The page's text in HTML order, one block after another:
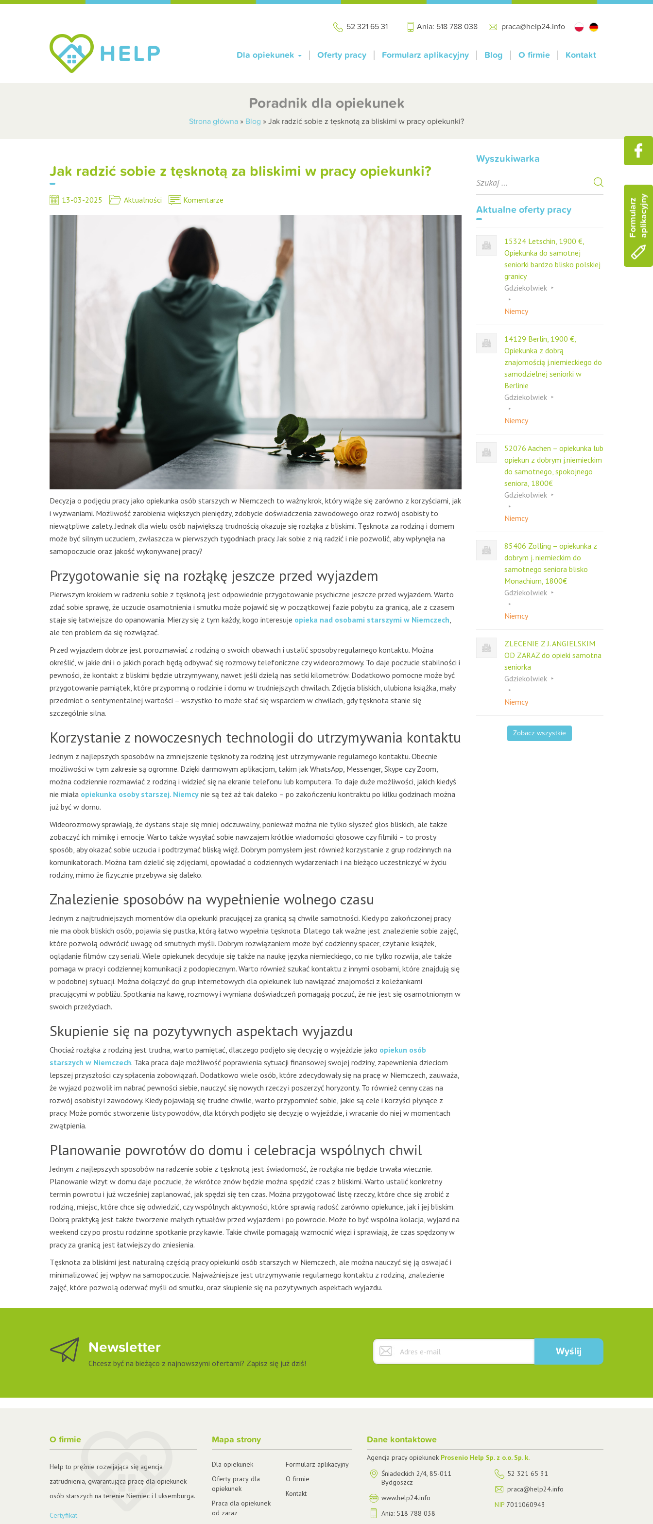
52 321 65 31 Ania: 518 788 038 praca@help24.info
Dla opiekunek Oferty pracy Formularz aplikacyjny Blog O firmie Kontakt
Poradnik dla opiekunek
Strona główna » Blog » Jak radzić sobie z tęsknotą za bliskimi w pracy opiekunki?
Jak radzić sobie z tęsknotą za bliskimi w pracy opiekunki?
13-03-2025 Aktualności Komentarze
Decyzja o podjęciu pracy jako opiekunka osób starszych w Niemczech to ważny krok, który wiąże się zarówno z korzyściami, jak
i wyzwaniami. Możliwość zarobienia większych pieniędzy, zdobycie doświadczenia zawodowego oraz rozwój osobisty to
niewątpliwe zalety. Jednak dla wielu osób największą trudnością okazuje się rozłąka z bliskimi. Tęsknota za rodziną i domem
może być silnym uczuciem, zwłaszcza w pierwszych tygodniach pracy. Jak sobie z nią radzić i nie pozwolić, aby wpłynęła na
samopoczucie oraz jakość wykonywanej pracy?
Przygotowanie się na rozłąkę jeszcze przed wyjazdem
Pierwszym krokiem w radzeniu sobie z tęsknotą jest odpowiednie przygotowanie psychiczne jeszcze przed wyjazdem. Warto
zdać sobie sprawę, że uczucie osamotnienia i smutku może pojawić się w początkowej fazie pobytu za granicą, ale z czasem
staje się łatwiejsze do opanowania. Mierzy się z tym każdy, kogo interesuje opieka nad osobami starszymi w Niemczech
ale ten problem da się rozwiązać.
Przed wyjazdem dobrze jest porozmawiać z rodziną o swoich obawach i ustalić sposoby regularnego kontaktu. Można
określić, w jakie dni i o jakich porach będą odbywać się rozmowy telefoniczne czy wideorozmowy. To daje poczucie stabilności i
pewności, że kontakt z bliskimi będzie utrzymywany, nawet jeśli dzielą nas setki kilometrów. Dodatkowo pomocne może być
przygotowanie pamiątek, które przypomną o rodzinie i domu w trudniejszych chwilach. Zdjęcia bliskich, ulubiona książka, mały
przedmiot o sentymentalnej wartości – wszystko to może stać się wsparciem w chwilach, gdy tęsknota stanie się
szczególnie silna.
Korzystanie z nowoczesnych technologii do utrzymywania kontaktu
Jednym z najlepszych sposobów na zmniejszenie tęsknoty za rodziną jest utrzymywanie regularnego kontaktu. Obecnie
możliwości w tym zakresie są ogromne. Dzięki darmowym aplikacjom, takim jak WhatsApp, Messenger, Skype czy Zoom,
można codziennie rozmawiać z rodziną i widzieć się na ekranie telefonu lub komputera. To daje duże możliwości, jakich kiedyś
nie miała opiekunka osoby starszej. Niemcy nie są też aż tak daleko – po zakończeniu kontraktu po kilku godzinach można
już być w domu.
Wideorozmowy sprawiają, że dystans staje się mniej odczuwalny, ponieważ można nie tylko słyszeć głos bliskich, ale także
zobaczyć ich mimikę i emocje. Warto także wysyłać sobie nawzajem krótkie wiadomości głosowe czy filmiki – to prosty
sposób, aby okazać sobie uczucia i podtrzymać bliską więź. Dobrym pomysłem jest również korzystanie z grup rodzinnych na
komunikatorach. Można tam dzielić się zdjęciami, opowiadać o codziennych wydarzeniach i na bieżąco uczestniczyć w życiu
rodziny, mimo że fizycznie przebywa się daleko.
Znalezienie sposobów na wypełnienie wolnego czasu
Jednym z najtrudniejszych momentów dla opiekunki pracującej za granicą są chwile samotności. Kiedy po zakończonej pracy
nie ma obok bliskich osób, pojawia się pustka, którą łatwo wypełnia tęsknota. Dlatego tak ważne jest znalezienie sobie zajęć,
które pozwolą odwrócić uwagę od smutnych myśli. Dobrym rozwiązaniem może być codzienny spacer, czytanie książek,
oglądanie filmów czy seriali. Wiele opiekunek decyduje się także na naukę języka niemieckiego, co nie tylko rozwija, ale także
pomaga w pracy i codziennej komunikacji z podopiecznym. Warto również szukać kontaktu z innymi osobami, które znajdują się
w podobnej sytuacji. Można dołączyć do grup internetowych dla opiekunek lub nawiązać znajomości z koleżankami
pracującymi w pobliżu. Spotkania na kawę, rozmowy i wymiana doświadczeń pomagają poczuć, że nie jest się osamotnionym w
swoich przeżyciach.
Skupienie się na pozytywnych aspektach wyjazdu
Chociaż rozłąka z rodziną jest trudna, warto pamiętać, dlaczego podjęło się decyzję o wyjeździe jako opiekun osób
starszych w Niemczech. Taka praca daje możliwość poprawienia sytuacji finansowej swojej rodziny, zapewnienia dzieciom
lepszej przyszłości czy spłacenia zobowiązań. Dodatkowo wiele osób, które zdecydowały się na pracę w Niemczech, zauważa,
że wyjazd pozwolił im nabrać pewności siebie, nauczyć się nowych rzeczy i poszerzyć horyzonty. To również cenny czas na
rozwój osobisty i zawodowy. Kiedy pojawiają się trudne chwile, warto przypomnieć sobie, jakie są cele i korzyści płynące z
pracy. Może pomóc stworzenie listy powodów, dla których podjęło się decyzję o wyjeździe, i wracanie do niej w momentach
zwątpienia.
Planowanie powrotów do domu i celebracja wspólnych chwil
Jednym z najlepszych sposobów na radzenie sobie z tęsknotą jest świadomość, że rozłąka nie będzie trwała wiecznie.
Planowanie wizyt w domu daje poczucie, że wkrótce znów będzie można spędzić czas z bliskimi. Warto ustalić konkretny
termin powrotu i już wcześniej zaplanować, jak spędzi się ten czas. Można przygotować listę rzeczy, które chce się zrobić z
rodziną, miejsc, które chce się odwiedzić, czy wspólnych aktywności, które sprawią radość zarówno opiekunce, jak i jej bliskim.
Dobrą praktyką jest także tworzenie małych rytuałów przed wyjazdem i po powrocie. Może to być wspólna kolacja, wyjazd na
weekend czy po prostu rodzinne spotkanie przy kawie. Takie chwile pomagają wzmocnić więzi i sprawiają, że czas spędzony w
pracy za granicą jest łatwiejszy do zniesienia.
Tęsknota za bliskimi jest naturalną częścią pracy opiekunki osób starszych w Niemczech, ale można nauczyć się ją oswajać i
minimalizować jej wpływ na samopoczucie. Najważniejsze jest utrzymywanie regularnego kontaktu z rodziną, znalezienie
zajęć, które pozwolą oderwać myśli od smutku, oraz skupienie się na pozytywnych aspektach wyjazdu.
Wyszukiwarka
e
a
r
c
Aktualne oferty pracy
15324 Letschin, 1900 €,
Opiekunka do samotnej
seniorki bardzo blisko polskiej
granicy
Gdziekolwiek
Niemcy
14129 Berlin, 1900 €,
Opiekunka z dobrą
znajomością j.niemieckiego do
samodzielnej seniorki w
Berlinie
Gdziekolwiek
Niemcy
52076 Aachen – opiekunka lub
opiekun z dobrym j.niemieckim
do samotnego, spokojnego
seniora, 1800€
Gdziekolwiek
Niemcy
85406 Zolling – opiekunka z
dobrym j. niemieckim do
samotnego seniora blisko
Monachium, 1800€
Gdziekolwiek
Niemcy
ZLECENIE Z J. ANGIELSKIM
OD ZARAZ do opieki samotna
seniorka
Gdziekolwiek
Niemcy
Zobacz wszystkie
Newsletter
Chcesz być na bieżąco z najnowszymi ofertami? Zapisz się już dziś!
O firmie
Help to prężnie rozwijająca się agencja
zatrudnienia, gwarantująca pracę dla opiekunek
osób starszych na terenie Niemiec i Luksemburga.
Certyfikat
Mapa strony
Dla opiekunek
Oferty pracy dla
opiekunek
Praca dla opiekunek
od zaraz
Formularz aplikacyjny
O firmie
Kontakt
Dane kontaktowe
Agencja pracy opiekunek Prosenio Help Sp. z o.o. Sp. k.
Śniadeckich 2/4, 85-011
Bydgoszcz
www.help24.info
Ania: 518 788 038
52 321 65 31
praca@help24.info
NIP7011060943